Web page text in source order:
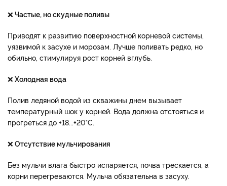
❌ Частые, но скудные поливы
Приводят к развитию поверхностной корневой системы,
уязвимой к засухе и морозам. Лучше поливать редко, но
обильно, стимулируя рост корней вглубь.
❌ Холодная вода
Полив ледяной водой из скважины днем вызывает
температурный шок у корней. Вода должна отстояться и
прогреться до +18...+20°C.
❌ Отсутствие мульчирования
Без мульчи влага быстро испаряется, почва трескается, а
корни перегреваются. Мульча обязательна в засуху.